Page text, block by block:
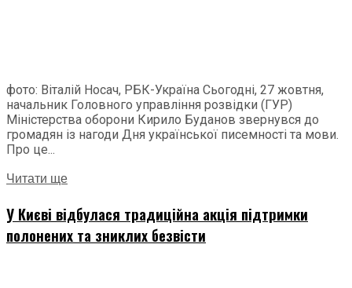
фото: Віталій Носач, РБК-Україна Сьогодні, 27 жовтня,
начальник Головного управління розвідки (ГУР)
Міністерства оборони Кирило Буданов звернувся до
громадян із нагоди Дня української писемності та мови.
Про це...
Читати ще
У Києві відбулася традиційна акція підтримки
полонених та зниклих безвісти